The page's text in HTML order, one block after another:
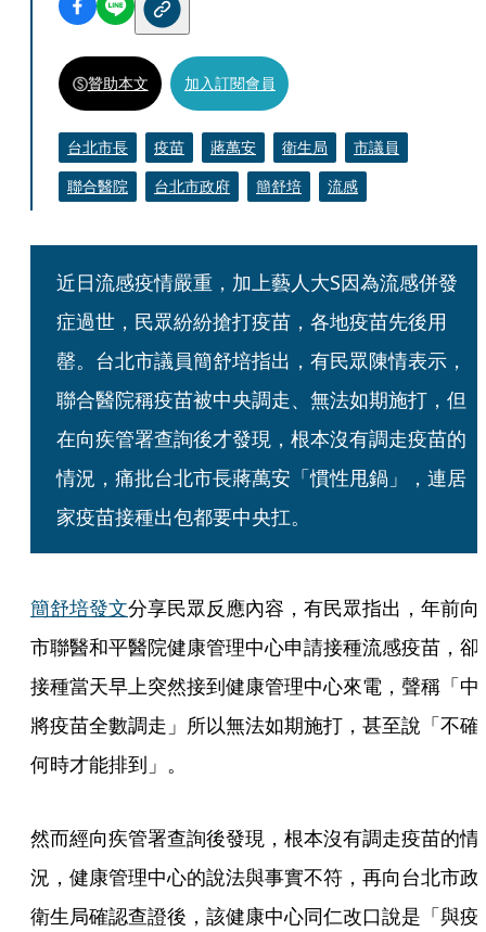
贊助本文 加入訂閱會員
台北市長 疫苗 蔣萬安 衛生局
市議員
聯合醫院
台北市政府 簡舒培 流感
近日流感疫情嚴重，加上藝人大S因為流感併發
症過世，民眾紛紛搶打疫苗，各地疫苗先後用
罄。台北市議員簡舒培指出，有民眾陳情表示，
聯合醫院稱疫苗被中央調走、無法如期施打，但
在向疾管署查詢後才發現，根本沒有調走疫苗的
情況，痛批台北市長蔣萬安「慣性甩鍋」，連居
家疫苗接種出包都要中央扛。
簡舒培發文分享民眾反應內容，有民眾指出，年前向
市聯醫和平醫院健康管理中心申請接種流感疫苗，卻
接種當天早上突然接到健康管理中心來電，聲稱「中
將疫苗全數調走」所以無法如期施打，甚至說「不確
何時才能排到」。
然而經向疾管署查詢後發現，根本沒有調走疫苗的情
況，健康管理中心的說法與事實不符，再向台北市政
衛生局確認查證後，該健康中心同仁改口說是「與疫